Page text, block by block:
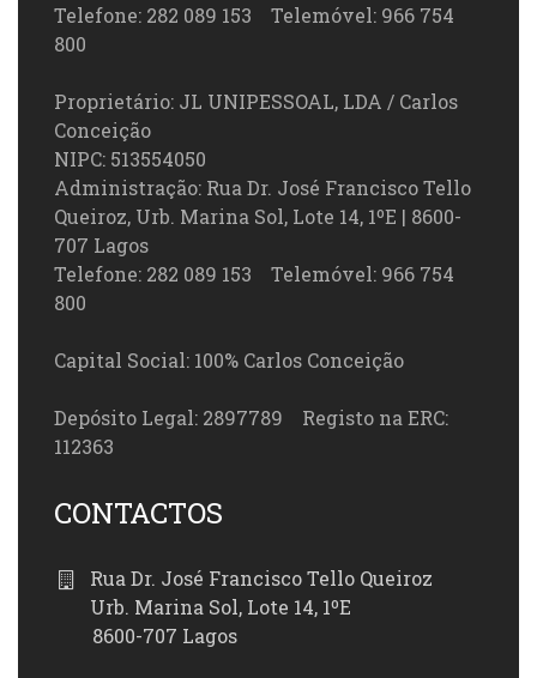
Telefone: 282 089 153 Telemóvel: 966 754
800
Proprietário: JL UNIPESSOAL, LDA / Carlos
Conceição
NIPC: 513554050
Administração: Rua Dr. José Francisco Tello
Queiroz, Urb. Marina Sol, Lote 14, 1ºE | 8600-
707 Lagos
Telefone: 282 089 153 Telemóvel: 966 754
800
Capital Social: 100% Carlos Conceição
Depósito Legal: 2897789 Registo na ERC:
112363
CONTACTOS
Rua Dr. José Francisco Tello Queiroz
Urb. Marina Sol, Lote 14, 1ºE
8600-707 Lagos